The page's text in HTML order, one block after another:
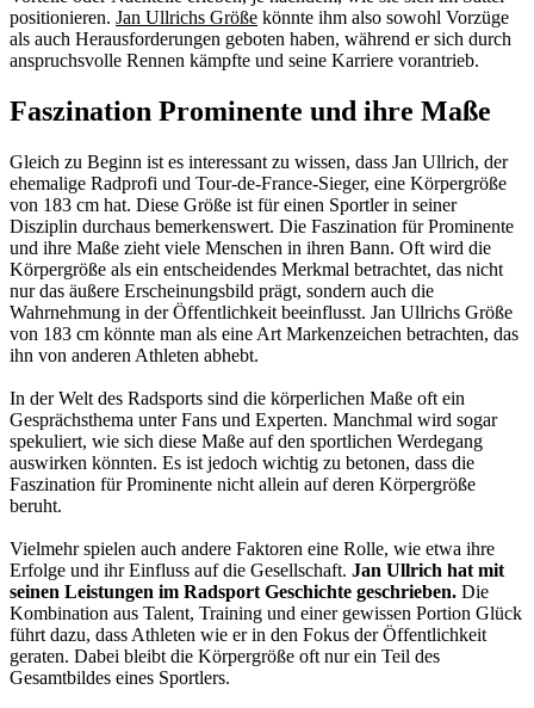
positionieren. Jan Ullrichs Größe könnte ihm also sowohl Vorzüge
als auch Herausforderungen geboten haben, während er sich durch
anspruchsvolle Rennen kämpfte und seine Karriere vorantrieb.
Faszination Prominente und ihre Maße
Gleich zu Beginn ist es interessant zu wissen, dass Jan Ullrich, der
ehemalige Radprofi und Tour-de-France-Sieger, eine Körpergröße
von 183 cm hat. Diese Größe ist für einen Sportler in seiner
Disziplin durchaus bemerkenswert. Die Faszination für Prominente
und ihre Maße zieht viele Menschen in ihren Bann. Oft wird die
Körpergröße als ein entscheidendes Merkmal betrachtet, das nicht
nur das äußere Erscheinungsbild prägt, sondern auch die
Wahrnehmung in der Öffentlichkeit beeinflusst. Jan Ullrichs Größe
von 183 cm könnte man als eine Art Markenzeichen betrachten, das
ihn von anderen Athleten abhebt.
In der Welt des Radsports sind die körperlichen Maße oft ein
Gesprächsthema unter Fans und Experten. Manchmal wird sogar
spekuliert, wie sich diese Maße auf den sportlichen Werdegang
auswirken könnten. Es ist jedoch wichtig zu betonen, dass die
Faszination für Prominente nicht allein auf deren Körpergröße
beruht.
Vielmehr spielen auch andere Faktoren eine Rolle, wie etwa ihre
Erfolge und ihr Einfluss auf die Gesellschaft. Jan Ullrich hat mit
seinen Leistungen im Radsport Geschichte geschrieben. Die
Kombination aus Talent, Training und einer gewissen Portion Glück
führt dazu, dass Athleten wie er in den Fokus der Öffentlichkeit
geraten. Dabei bleibt die Körpergröße oft nur ein Teil des
Gesamtbildes eines Sportlers.